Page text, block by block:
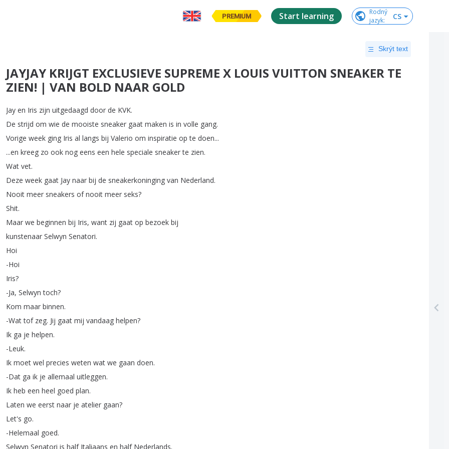
PREMIUM Start learning
Rodný
jazyk: CS
Skrýt text
JAYJAY KRIJGT EXCLUSIEVE SUPREME X LOUIS VUITTON SNEAKER TE
ZIEN! | VAN BOLD NAAR GOLD
Jay en Iris zijn uitgedaagd door de KVK.
De strijd om wie de mooiste sneaker gaat maken is in volle gang.
Vorige week ging Iris al langs bij Valerio om inspiratie op te doen...
...en kreeg zo ook nog eens een hele speciale sneaker te zien.
Wat vet.
Deze week gaat Jay naar bij de sneakerkoninging van Nederland.
Nooit meer sneakers of nooit meer seks?
Shit.
Maar we beginnen bij Iris, want zij gaat op bezoek bij
kunstenaar Selwyn Senatori.
Hoi
-Hoi
Iris?
-Ja, Selwyn toch?
Kom maar binnen.
-Wat tof zeg. Jij gaat mij vandaag helpen?
Ik ga je helpen.
-Leuk.
Ik moet wel precies weten wat we gaan doen.
-Dat ga ik je allemaal uitleggen.
Ik heb een heel goed plan.
Laten we eerst naar je atelier gaan?
Let's go.
-Helemaal goed.
Selwyn Senatori is half Italiaans en half Nederlands.